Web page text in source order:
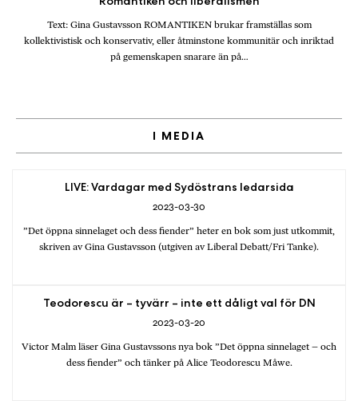
Text: Gina Gustavsson ROMANTIKEN brukar framställas som
kollektivistisk och konservativ, eller åtminstone kommunitär och in­riktad
på gemenskapen snarare än på…
I MEDIA
2023-03-30
LIVE: Vardagar med Sydöstrans ledarsida
”Det öppna sinnelaget och dess fiender” heter en bok som just utkommit,
skriven av Gina Gustavsson (utgiven av Liberal Debatt/Fri Tanke).
2023-03-20
Teodorescu är – tyvärr – inte ett dåligt val för DN
Victor Malm läser Gina Gustavssons nya bok ”Det öppna sinnelaget – och
dess fiender” och tänker på Alice Teodorescu Måwe.